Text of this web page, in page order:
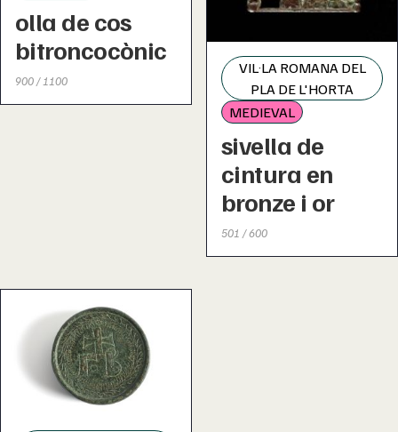
olla de cos
bitroncocònic
900 / 1100
VIL·LA ROMANA DEL
PLA DE L'HORTA
MEDIEVAL
sivella de
cintura en
bronze i or
501 / 600